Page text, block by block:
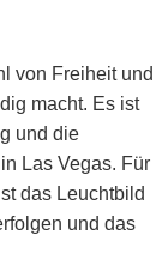
von Freiheit und
macht. Es ist
und die
Las Vegas. Für
das Leuchtbild
und das